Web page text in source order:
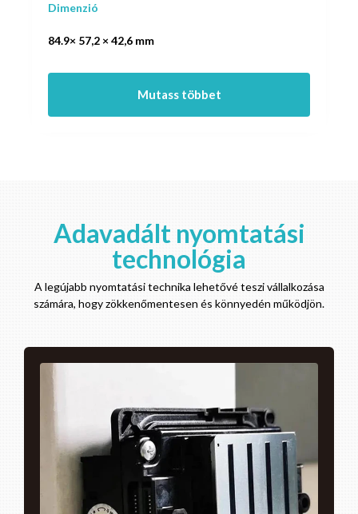
Dimenzió
84.9× 57,2 × 42,6 mm
Mutass többet
Adavadált nyomtatási
technológia
A legújabb nyomtatási technika lehetővé teszi vállalkozása
számára, hogy zökkenőmentesen és könnyedén működjön.